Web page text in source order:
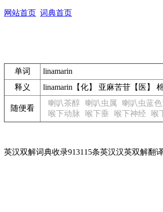
网站首页 词典首页
单词
linamarin
释义
linamarin【化】 亚麻苦苷【医】
随便看
喇叭茶醇 喇叭虫属 喇叭虫蓝
喉下动脉
喉下垂 喉下神经 喉
英汉双解词典收录913115条英汉汉英双解翻